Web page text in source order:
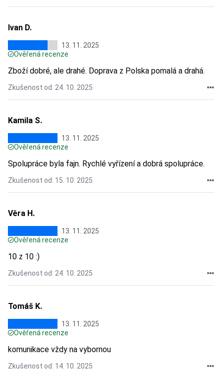
Ivan D.
13. 11. 2025
Ověřená recenze
Zboží dobré, ale drahé. Doprava z Polska pomalá a drahá.
Zkušenost od: 24. 10. 2025
Kamila S.
13. 11. 2025
Ověřená recenze
Spolupráce byla fajn. Rychlé vyřízení a dobrá spolupráce.
Zkušenost od: 15. 10. 2025
Věra H.
13. 11. 2025
Ověřená recenze
10 z 10 :)
Zkušenost od: 24. 10. 2025
Tomáš K.
13. 11. 2025
Ověřená recenze
komunikace vždy na vybornou
Zkušenost od: 14. 10. 2025